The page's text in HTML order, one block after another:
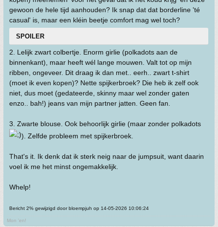
gewoon de hele tijd aanhouden? Ik snap dat dat borderline 'té
casual' is, maar een kléin beetje comfort mag wel toch?
SPOILER
2. Lelijk zwart colbertje. Enorm girlie (polkadots aan de
binnenkant), maar heeft wél lange mouwen. Valt tot op mijn
ribben, ongeveer. Dit draag ik dan met.. eerh.. zwart t-shirt
(moet ik even kopen)? Nette spijkerbroek? Die heb ik zelf ook
niet, dus moet (gedateerde, skinny maar wel zonder gaten
enzo.. bah!) jeans van mijn partner jatten. Geen fan.
3. Zwarte blouse. Ook behoorlijk girlie (maar zonder polkadots
). Zelfde probleem met spijkerbroek.
That's it. Ik denk dat ik sterk neig naar de jumpsuit, want daarin
voel ik me het minst ongemakkelijk.
Whelp!
Bericht 2% gewijzigd door bloempjuh op 14-05-2026 10:06:24
Mon 'en!